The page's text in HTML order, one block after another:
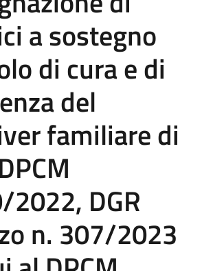
a sostegno
di cura e di
del
familiare di
DGR
n. 307/2023